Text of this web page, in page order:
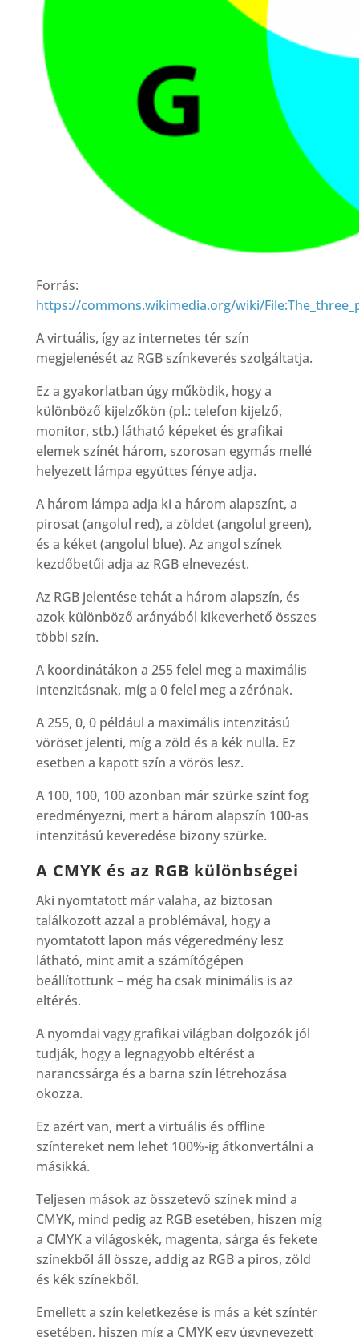
Forrás:
https://commons.wikimedia.org/wiki/
A virtuális, így az internetes tér szín
megjelenését az RGB színkeverés szolgáltatja.
Ez a gyakorlatban úgy működik, hogy a
különböző kijelzőkön (pl.: telefon kijelző,
monitor, stb.) látható képeket és grafikai
elemek színét három, szorosan egymás mellé
helyezett lámpa együttes fénye adja.
A három lámpa adja ki a három alapszínt, a
pirosat (angolul red), a zöldet (angolul green),
és a kéket (angolul blue). Az angol színek
kezdőbetűi adja az RGB elnevezést.
Az RGB jelentése tehát a három alapszín, és
azok különböző arányából kikeverhető összes
többi szín.
A koordinátákon a 255 felel meg a maximális
intenzitásnak, míg a 0 felel meg a zérónak.
A 255, 0, 0 például a maximális intenzitású
vöröset jelenti, míg a zöld és a kék nulla. Ez
esetben a kapott szín a vörös lesz.
A 100, 100, 100 azonban már szürke színt fog
eredményezni, mert a három alapszín 100-as
intenzitású keveredése bizony szürke.
A CMYK és az RGB különbségei
Aki nyomtatott már valaha, az biztosan
találkozott azzal a problémával, hogy a
nyomtatott lapon más végeredmény lesz
látható, mint amit a számítógépen
beállítottunk – még ha csak minimális is az
eltérés.
A nyomdai vagy grafikai világban dolgozók jól
tudják, hogy a legnagyobb eltérést a
narancssárga és a barna szín létrehozása
okozza.
Ez azért van, mert a virtuális és offline
színtereket nem lehet 100%-ig átkonvertálni a
másikká.
Teljesen mások az összetevő színek mind a
CMYK, mind pedig az RGB esetében, hiszen míg
a CMYK a világoskék, magenta, sárga és fekete
színekből áll össze, addig az RGB a piros, zöld
és kék színekből.
Emellett a szín keletkezése is más a két színtér
esetében, hiszen míg a CMYK egy úgynevezett